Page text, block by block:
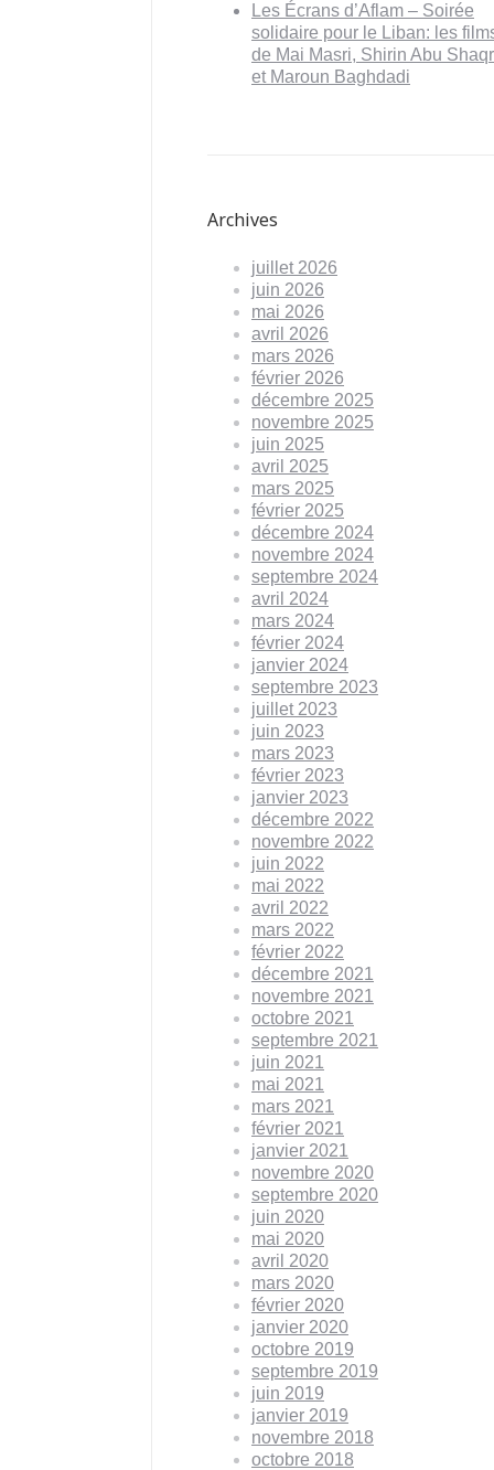
Les Écrans d’Aflam – Soirée
solidaire pour le Liban: les
de Mai Masri, Shirin Abu
et Maroun Baghdadi
Archives
juillet 2026
juin 2026
mai 2026
avril 2026
mars 2026
février 2026
décembre 2025
novembre 2025
juin 2025
avril 2025
mars 2025
février 2025
décembre 2024
novembre 2024
septembre 2024
avril 2024
mars 2024
février 2024
janvier 2024
septembre 2023
juillet 2023
juin 2023
mars 2023
février 2023
janvier 2023
décembre 2022
novembre 2022
juin 2022
mai 2022
avril 2022
mars 2022
février 2022
décembre 2021
novembre 2021
octobre 2021
septembre 2021
juin 2021
mai 2021
mars 2021
février 2021
janvier 2021
novembre 2020
septembre 2020
juin 2020
mai 2020
avril 2020
mars 2020
février 2020
janvier 2020
octobre 2019
septembre 2019
juin 2019
janvier 2019
novembre 2018
octobre 2018